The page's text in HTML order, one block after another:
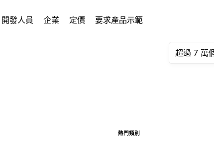
開發人員 企業 定價 要求產品示範
熱門類別